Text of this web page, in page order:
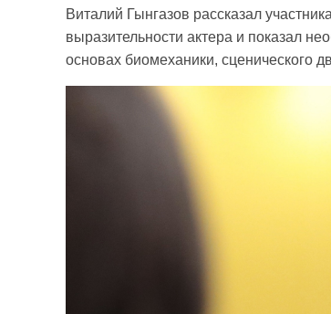
Виталий Гынгазов рассказал
выразительности актера и показал
основах биомеханики, сценического